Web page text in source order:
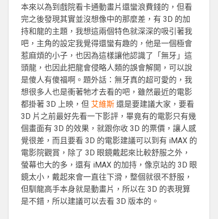
本來以為到戲院看卡通動畫片還蠻浪費錢的，但看
完之後發現其實並沒想像中的那麼差，有 3D 的加
持和龍的主題，我想這兩個特色就深深的吸引著我
吧，主角的設定我覺得還蠻有趣的，他是一個極會
惹麻煩的小子，也因為這樣讓他認識了「無牙」這
頭龍，也因此把龍會侵略人類的誤會解開，可以說
是傻人有傻福啊。題外話：無牙真的超可愛的，我
想很多人也是衝著牠才去看的吧，雖然最近的電影
都掛著 3D 上映，但 艾維斯還是要建議大家，要看
3D 片之前最好先看一下影評，畢竟有的電影只有幾
個畫面有 3D 的效果，就跟你收 3D 的票價，讓人感
覺很差，而且要看 3D 的電影建議可以到有 iMAX 的
電影院觀賞，除了 3D 眼鏡戴起來比較舒服之外，
螢幕也大的多，還有 iMAX 的加持，像京站的 3D 眼
鏡太小，戴起來會一直往下滑，整個就很不舒服，
但馴龍高手本身就是動畫片，所以在 3D 的表現算
是不錯，所以建議可以去看 3D 版本的。